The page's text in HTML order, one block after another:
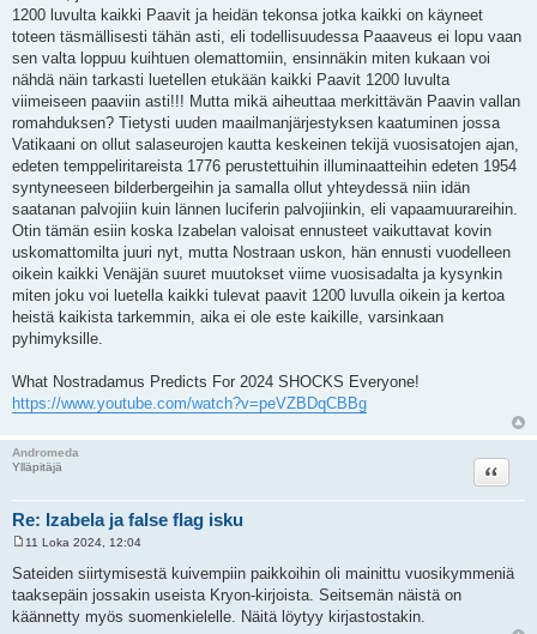
1200 luvulta kaikki Paavit ja heidän tekonsa jotka kaikki on käyneet
toteen täsmällisesti tähän asti, eli todellisuudessa Paaaveus ei lopu vaan
sen valta loppuu kuihtuen olemattomiin, ensinnäkin miten kukaan voi
nähdä näin tarkasti luetellen etukään kaikki Paavit 1200 luvulta
viimeiseen paaviin asti!!! Mutta mikä aiheuttaa merkittävän Paavin vallan
romahduksen? Tietysti uuden maailmanjärjestyksen kaatuminen jossa
Vatikaani on ollut salaseurojen kautta keskeinen tekijä vuosisatojen ajan,
edeten temppeliritareista 1776 perustettuihin illuminaatteihin edeten 1954
syntyneeseen bilderbergeihin ja samalla ollut yhteydessä niin idän
saatanan palvojiin kuin lännen luciferin palvojiinkin, eli vapaamuurareihin.
Otin tämän esiin koska Izabelan valoisat ennusteet vaikuttavat kovin
uskomattomilta juuri nyt, mutta Nostraan uskon, hän ennusti vuodelleen
oikein kaikki Venäjän suuret muutokset viime vuosisadalta ja kysynkin
miten joku voi luetella kaikki tulevat paavit 1200 luvulla oikein ja kertoa
heistä kaikista tarkemmin, aika ei ole este kaikille, varsinkaan
pyhimyksille.
What Nostradamus Predicts For 2024 SHOCKS Everyone!
https://www.youtube.com/watch?v=peVZBDqCBBg
Andromeda
Ylläpitäjä
Re: Izabela ja false flag isku
Lainaa
e
s
t
i
11 Loka 2024, 12:04
Sateiden siirtymisestä kuivempiin paikkoihin oli mainittu vuosikymmeniä
taaksepäin jossakin useista Kryon-kirjoista. Seitsemän näistä on
käännetty myös suomenkielelle. Näitä löytyy kirjastostakin.